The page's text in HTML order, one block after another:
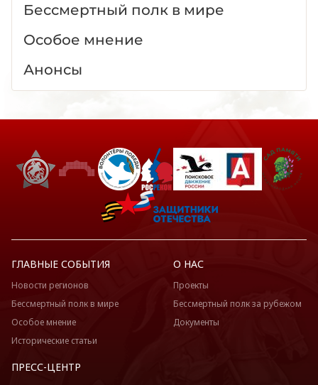
Бессмертный полк в мире
Особое мнение
Анонсы
ГЛАВНЫЕ СОБЫТИЯ
Новости регионов
Бессмертный полк в мире
Особое мнение
Исторические статьи
О НАС
Проекты
Бессмертный полк за рубежом
Документы
ПРЕСС-ЦЕНТР